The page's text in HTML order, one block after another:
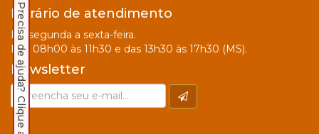
Horário de atendimento
De segunda a sexta-feira.
Das 08h00 às 11h30 e das 13h30 às 17h30 (MS).
Newsletter
Precisa de ajuda? Clique aqui.